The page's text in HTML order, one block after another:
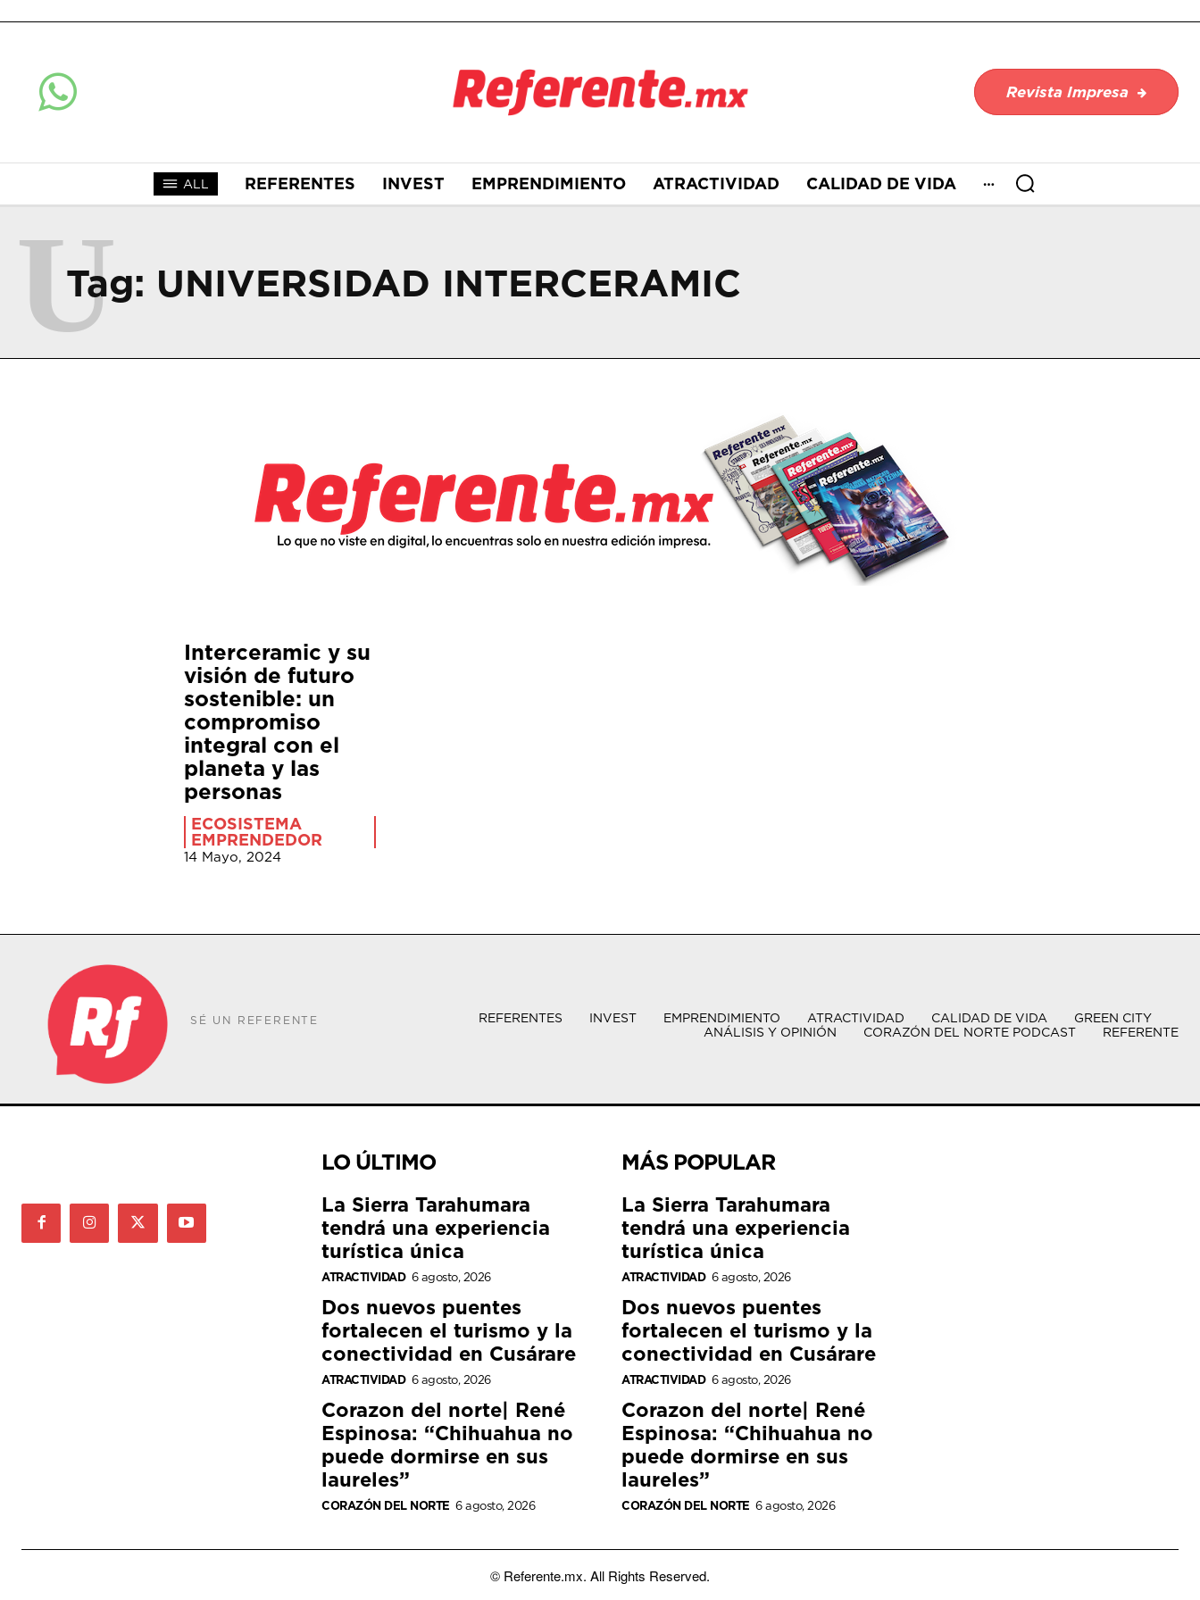
Revista Impresa
ALL REFERENTES INVEST EMPRENDIMIENTO ATRACTIVIDAD CALIDAD DE VIDA
Tag: UNIVERSIDAD INTERCERAMIC
U
Interceramic y su
visión de futuro
sostenible: un
compromiso
integral con el
planeta y las
personas
ECOSISTEMA
EMPRENDEDOR
14 Mayo, 2024
SÉ UN REFERENTE REFERENTES INVEST EMPRENDIMIENTO ATRACTIVIDAD CALIDAD DE VIDA
GREEN CITY
ANÁLISIS Y OPINIÓN
CORAZÓN DEL NORTE PODCAST REFERENTE
LO ÚLTIMO
La Sierra Tarahumara
tendrá una experiencia
turística única
ATRACTIVIDAD 6 agosto, 2026
Dos nuevos puentes
fortalecen el turismo y la
conectividad en Cusárare
ATRACTIVIDAD 6 agosto, 2026
Corazon del norte| René
Espinosa: “Chihuahua no
puede dormirse en sus
laureles”
CORAZÓN DEL NORTE 6 agosto, 2026
MÁS POPULAR
La Sierra Tarahumara
tendrá una experiencia
turística única
ATRACTIVIDAD 6 agosto, 2026
Dos nuevos puentes
fortalecen el turismo y la
conectividad en Cusárare
ATRACTIVIDAD 6 agosto, 2026
Corazon del norte| René
Espinosa: “Chihuahua no
puede dormirse en sus
laureles”
CORAZÓN DEL NORTE 6 agosto, 2026
© Referente.mx. All Rights Reserved.